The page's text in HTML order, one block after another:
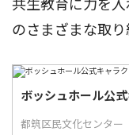
共生教育に力を
のさまざまな取り
ボッシュホール公
都筑区民文化センター